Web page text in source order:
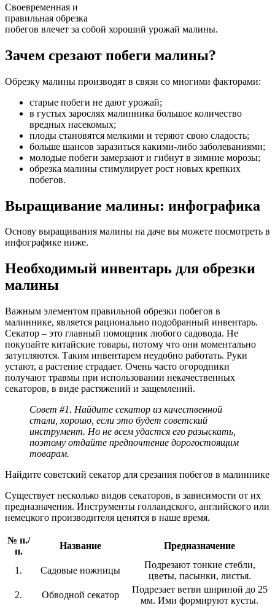
Своевременная и
правильная обрезка
побегов влечет за собой хороший урожай малины.
Зачем срезают побеги малины?
Обрезку малины производят в связи со многими факторами:
старые побеги не дают урожай;
в густых зарослях малинника большое количество
вредных насекомых;
плоды становятся мелкими и теряют свою сладость;
больше шансов заразиться какими-либо заболеваниями;
молодые побеги замерзают и гибнут в зимние морозы;
обрезка малины стимулирует рост новых крепких
побегов.
Выращивание малины: инфографика
Основу выращивания малины на даче вы можете посмотреть в
инфографике ниже.
Необходимый инвентарь для обрезки
малины
Важным элементом правильной обрезки побегов в
малиннике, является рационально подобранный инвентарь.
Секатор – это главный помощник любого садовода. Не
покупайте китайские товары, потому что они моментально
затупляются. Таким инвентарем неудобно работать. Руки
устают, а растение страдает. Очень часто огородники
получают травмы при использовании некачественных
секаторов, в виде растяжений и защемлений.
Совет #1. Найдите секатор из качественной
стали, хорошо, если это будет советский
инструмент. Но не всем удастся его разыскать,
поэтому отдайте предпочтение дорогостоящим
товарам.
Найдите советский секатор для срезания побегов в малиннике
Существует несколько видов секаторов, в зависимости от их
предназначения. Инструменты голландского, английского или
немецкого производителя ценятся в наше время.
№ п./
п.
Название Предназначение
1. Садовые ножницы
Подрезают тонкие стебли,
цветы, пасынки, листья.
2.
Обводной секатор
Подрезает ветви шириной до 25
мм. Ими формируют кусты.